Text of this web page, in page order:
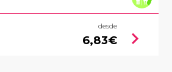
desde
6,83€ chevron_right